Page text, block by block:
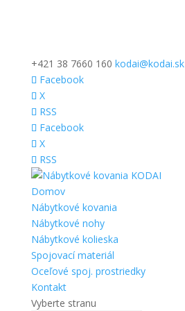
+421 38 7660 160 kodai@kodai.sk
Facebook
X
RSS
Facebook
X
RSS
Domov
Nábytkové kovania
Nábytkové nohy
Nábytkové kolieska
Spojovací materiál
Oceľové spoj. prostriedky
Kontakt
Vyberte stranu